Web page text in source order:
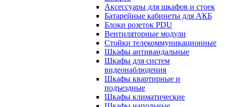
Аксессуары для шкафов и стоек
Батарейные кабинеты для АКБ
Блоки розеток PDU
Вентиляторные модули
Стойки телекоммуникационные
Шкафы антивандальные
Шкафы для систем
видеонаблюдения
Шкафы квартирные и
подъездные
Шкафы климатические